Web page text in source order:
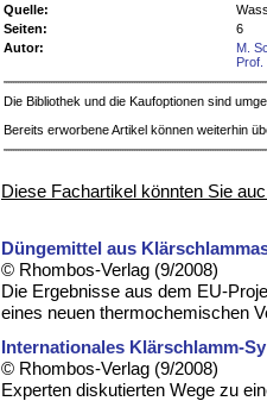
Quelle:
Seiten:
6
Autor:
M.
Die Bibliothek und die Kaufoptionen sind
Bereits erworbene Artikel können weiterhin
Diese Fachartikel könnten Sie
Düngemittel aus
© Rhombos-Verlag (9/2008)
Die Ergebnisse aus dem EU-
eines neuen thermochemischen
Internationales Klärschlamm-
© Rhombos-Verlag (9/2008)
Experten diskutierten Wege zu